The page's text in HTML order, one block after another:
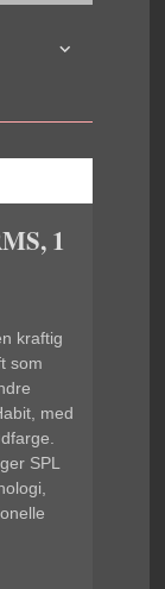
1
kraftig
som
med
SPL